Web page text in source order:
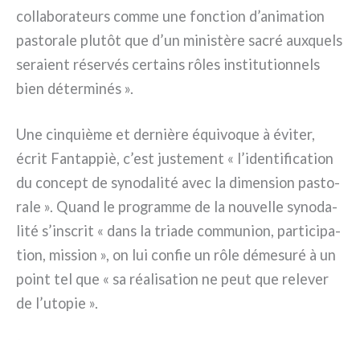
col­la­bo­ra­teurs com­me une fonc­tion d’animation
pasto­ra­le plu­tôt que d’un mini­stè­re sacré aux­quels
sera­ient réser­vés cer­tains rôles insti­tu­tion­nels
bien déter­mi­nés ».
Une cin­quiè­me et der­niè­re équi­vo­que à évi­ter,
écrit Fantappiè, c’est juste­ment « l’identification
du con­cept de syno­da­li­té avec la dimen­sion pasto­
ra­le ». Quand le pro­gram­me de la nou­vel­le syno­da­
li­té s’inscrit « dans la tria­de com­mu­nion, par­ti­ci­pa­
tion, mis­sion », on lui con­fie un rôle déme­su­ré à un
point tel que « sa réa­li­sa­tion ne peut que rele­ver
de l’utopie ».